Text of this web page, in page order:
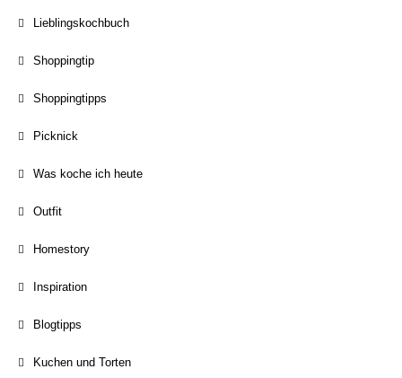
Lieblingskochbuch
Shoppingtip
Shoppingtipps
Picknick
Was koche ich heute
Outfit
Homestory
Inspiration
Blogtipps
Kuchen und Torten